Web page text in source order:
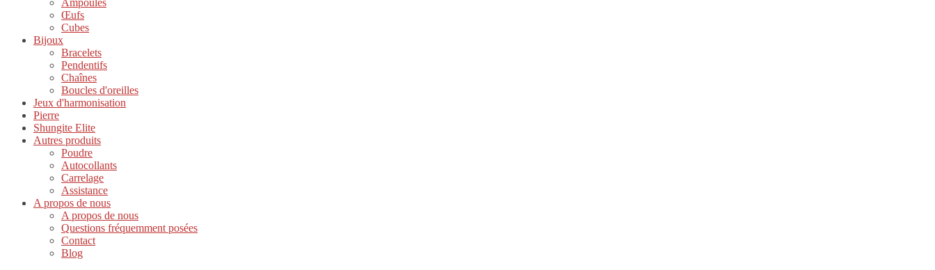
Ampoules
Œufs
Cubes
Bijoux
Bracelets
Pendentifs
Chaînes
Boucles d'oreilles
Jeux d'harmonisation
Pierre
Shungite Elite
Autres produits
Poudre
Autocollants
Carrelage
Assistance
A propos de nous
A propos de nous
Questions fréquemment posées
Contact
Blog